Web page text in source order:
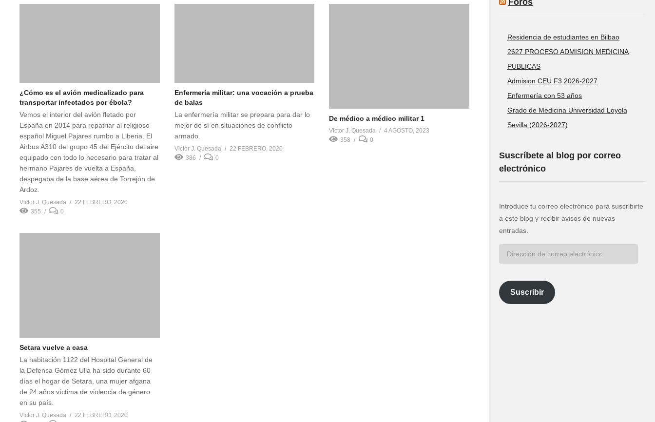
¿Cómo es el avión medicalizado para
transportar infectados por ébola?
Vemos el interior del avión fletado por
España en 2014 para repatriar al religioso
español Miguel Pajares rumbo a Liberia. El
Airbus A310 del grupo 45 del Ejército del aire
equipado con todo lo necesario para tratar al
hermano Pajares de vuelta a España,
despegaba de la base aérea de Torrejón de
Ardoz.
Victor J. Quesada
22 FEBRERO, 2020
355
0
Enfermería militar: una vocación a prueba
de balas
La enfermería militar se prepara para dar lo
mejor de sí en situaciones de conflicto
armado.
Victor J. Quesada
22 FEBRERO, 2020
386
0
De médico a médico militar 1
Victor J. Quesada
4 AGOSTO, 2023
358
0
Setara vuelve a casa
La habitación 1122 del Hospital General de
la Defensa Gómez Ulla ha sido durante 60
días el hogar de Setara, una mujer afgana
de 24 años víctima de violencia de género
en su país.
Victor J. Quesada
22 FEBRERO, 2020
Residencia de estudiantes en Bilbao
2627 PROCESO ADMISION MEDICINA
PUBLICAS
Admision CEU F3 2026-2027
Enfermería con 53 años
Grado de Medicina Universidad Loyola
Sevilla (2026-2027)
Suscríbete al blog por correo
electrónico
Introduce tu correo electrónico para suscribirte
a este blog y recibir avisos de nuevas
entradas.
electrónico
Suscribir